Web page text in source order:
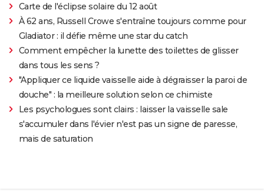
Carte de l'éclipse solaire du 12 août
À 62 ans, Russell Crowe s'entraîne toujours comme pour
Gladiator : il défie même une star du catch
Comment empêcher la lunette des toilettes de glisser
dans tous les sens ?
"Appliquer ce liquide vaisselle aide à dégraisser la paroi de
douche" : la meilleure solution selon ce chimiste
Les psychologues sont clairs : laisser la vaisselle sale
s'accumuler dans l'évier n'est pas un signe de paresse,
mais de saturation